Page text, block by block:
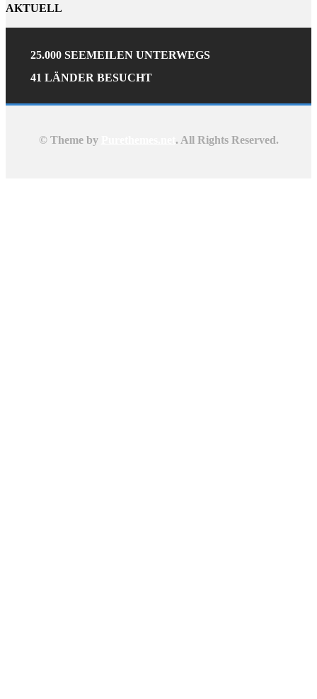
AKTUELL
25.000 SEEMEILEN UNTERWEGS
41 LÄNDER BESUCHT
© Theme by . All Rights Reserved.